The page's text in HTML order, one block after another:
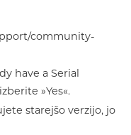
community-
have a Serial
»Yes«.
starejšo verzijo, jo